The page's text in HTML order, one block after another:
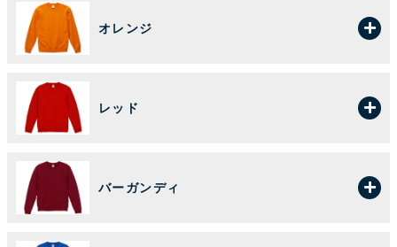
オレンジ
レッド
バーガンディ